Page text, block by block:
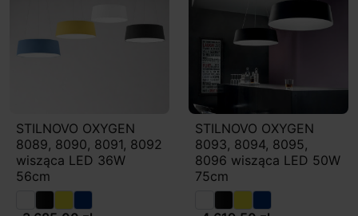
STILNOVO OXYGEN
8089, 8090, 8091, 8092
wisząca LED 36W
56cm
STILNOVO OXYGEN
8093, 8094, 8095,
8096 wisząca LED 50W
75cm